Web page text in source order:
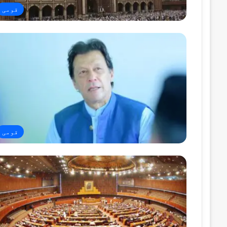
قومی
قومی